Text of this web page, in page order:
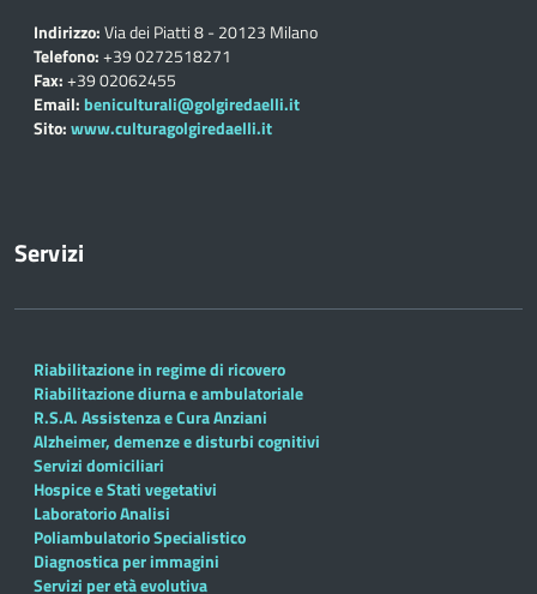
Indirizzo:Via dei Piatti 8 - 20123 Milano
Telefono:+39 0272518271
Fax:+39 02062455
Email: beniculturali@golgiredaelli.it
Sito:www.culturagolgiredaelli.it
Servizi
Riabilitazione in regime di ricovero
Riabilitazione diurna e ambulatoriale
R.S.A. Assistenza e Cura Anziani
Alzheimer, demenze e disturbi cognitivi
Servizi domiciliari
Hospice e Stati vegetativi
Laboratorio Analisi
Poliambulatorio Specialistico
Diagnostica per immagini
Servizi per età evolutiva